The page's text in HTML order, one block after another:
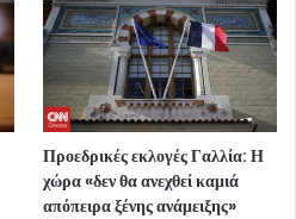
Προεδρικές εκλογές Γαλλία: Η
χώρα «δεν θα ανεχθεί καμιά
απόπειρα ξένης ανάμειξης»